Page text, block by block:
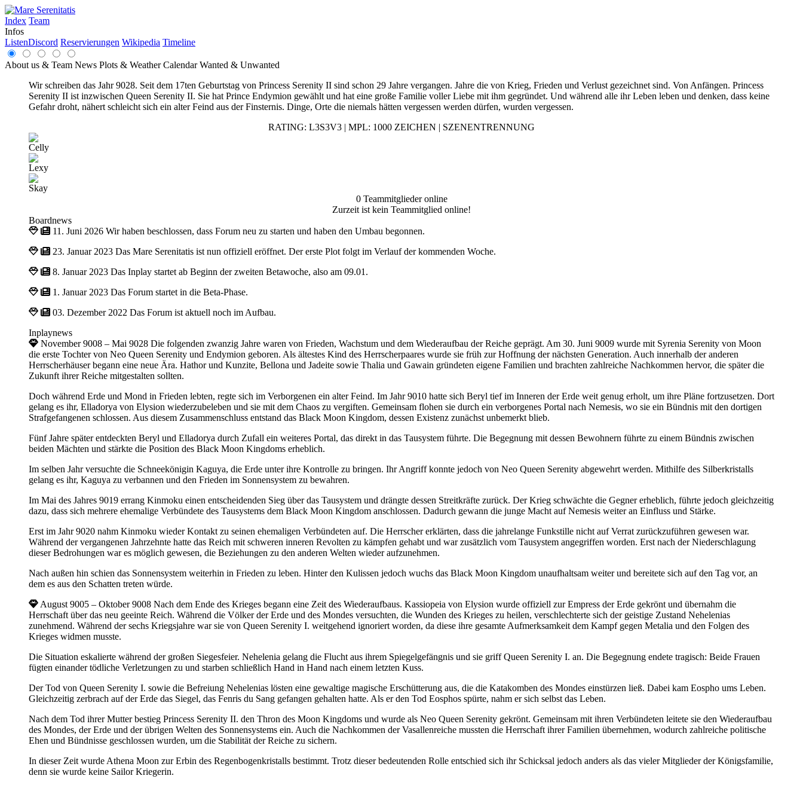
Index Team
Infos
ListenDiscord Reservierungen Wikipedia Timeline
About us & Team News Plots & WeatherCalendarWanted & Unwanted
Wir schreiben das Jahr 9028. Seit dem 17ten Geburtstag von Princess Serenity II sind schon 29 Jahre vergangen. Jahre die von Krieg, Frieden und Verlust gezeichnet sind. Von Anfängen. Princess
Serenity II ist inzwischen Queen Serenity II. Sie hat Prince Endymion gewählt und hat eine große Familie voller Liebe mit ihm gegründet. Und während alle ihr Leben leben und denken, dass keine
Gefahr droht, nähert schleicht sich ein alter Feind aus der Finsternis. Dinge, Orte die niemals hätten vergessen werden dürfen, wurden vergessen.
RATING: L3S3V3 | MPL: 1000 ZEICHEN | SZENENTRENNUNG
Celly
Lexy
Skay
0 Teammitglieder online
Zurzeit ist kein Teammitglied online!
Boardnews
11. Juni 2026 Wir haben beschlossen, dass Forum neu zu starten und haben den Umbau begonnen.
23. Januar 2023 Das Mare Serenitatis ist nun offiziell eröffnet. Der erste Plot folgt im Verlauf der kommenden Woche.
8. Januar 2023 Das Inplay startet ab Beginn der zweiten Betawoche, also am 09.01.
1. Januar 2023 Das Forum startet in die Beta-Phase.
03. Dezember 2022 Das Forum ist aktuell noch im Aufbau.
Inplaynews
November 9008 – Mai 9028 Die folgenden zwanzig Jahre waren von Frieden, Wachstum und dem Wiederaufbau der Reiche geprägt. Am 30. Juni 9009 wurde mit Syrenia Serenity von Moon
die erste Tochter von Neo Queen Serenity und Endymion geboren. Als ältestes Kind des Herrscherpaares wurde sie früh zur Hoffnung der nächsten Generation. Auch innerhalb der anderen
Herrscherhäuser begann eine neue Ära. Hathor und Kunzite, Bellona und Jadeite sowie Thalia und Gawain gründeten eigene Familien und brachten zahlreiche Nachkommen hervor, die später die
Zukunft ihrer Reiche mitgestalten sollten.
Doch während Erde und Mond in Frieden lebten, regte sich im Verborgenen ein alter Feind. Im Jahr 9010 hatte sich Beryl tief im Inneren der Erde weit genug erholt, um ihre Pläne fortzusetzen. Dort
gelang es ihr, Elladorya von Elysion wiederzubeleben und sie mit dem Chaos zu vergiften. Gemeinsam flohen sie durch ein verborgenes Portal nach Nemesis, wo sie ein Bündnis mit den dortigen
Strafgefangenen schlossen. Aus diesem Zusammenschluss entstand das Black Moon Kingdom, dessen Existenz zunächst unbemerkt blieb.
Fünf Jahre später entdeckten Beryl und Elladorya durch Zufall ein weiteres Portal, das direkt in das Tausystem führte. Die Begegnung mit dessen Bewohnern führte zu einem Bündnis zwischen
beiden Mächten und stärkte die Position des Black Moon Kingdoms erheblich.
Im selben Jahr versuchte die Schneekönigin Kaguya, die Erde unter ihre Kontrolle zu bringen. Ihr Angriff konnte jedoch von Neo Queen Serenity abgewehrt werden. Mithilfe des Silberkristalls
gelang es ihr, Kaguya zu verbannen und den Frieden im Sonnensystem zu bewahren.
Im Mai des Jahres 9019 errang Kinmoku einen entscheidenden Sieg über das Tausystem und drängte dessen Streitkräfte zurück. Der Krieg schwächte die Gegner erheblich, führte jedoch gleichzeitig
dazu, dass sich mehrere ehemalige Verbündete des Tausystems dem Black Moon Kingdom anschlossen. Dadurch gewann die junge Macht auf Nemesis weiter an Einfluss und Stärke.
Erst im Jahr 9020 nahm Kinmoku wieder Kontakt zu seinen ehemaligen Verbündeten auf. Die Herrscher erklärten, dass die jahrelange Funkstille nicht auf Verrat zurückzuführen gewesen war.
Während der vergangenen Jahrzehnte hatte das Reich mit schweren inneren Revolten zu kämpfen gehabt und war zusätzlich vom Tausystem angegriffen worden. Erst nach der Niederschlagung
dieser Bedrohungen war es möglich gewesen, die Beziehungen zu den anderen Welten wieder aufzunehmen.
Nach außen hin schien das Sonnensystem weiterhin in Frieden zu leben. Hinter den Kulissen jedoch wuchs das Black Moon Kingdom unaufhaltsam weiter und bereitete sich auf den Tag vor, an
dem es aus den Schatten treten würde.
August 9005 – Oktober 9008 Nach dem Ende des Krieges begann eine Zeit des Wiederaufbaus. Kassiopeia von Elysion wurde offiziell zur Empress der Erde gekrönt und übernahm die
Herrschaft über das neu geeinte Reich. Während die Völker der Erde und des Mondes versuchten, die Wunden des Krieges zu heilen, verschlechterte sich der geistige Zustand Nehelenias
zunehmend. Während der sechs Kriegsjahre war sie von Queen Serenity I. weitgehend ignoriert worden, da diese ihre gesamte Aufmerksamkeit dem Kampf gegen Metalia und den Folgen des
Krieges widmen musste.
Die Situation eskalierte während der großen Siegesfeier. Nehelenia gelang die Flucht aus ihrem Spiegelgefängnis und sie griff Queen Serenity I. an. Die Begegnung endete tragisch: Beide Frauen
fügten einander tödliche Verletzungen zu und starben schließlich Hand in Hand nach einem letzten Kuss.
Der Tod von Queen Serenity I. sowie die Befreiung Nehelenias lösten eine gewaltige magische Erschütterung aus, die die Katakomben des Mondes einstürzen ließ. Dabei kam Eospho ums Leben.
Gleichzeitig zerbrach auf der Erde das Siegel, das Fenris du Sang gefangen gehalten hatte. Als er den Tod Eosphos spürte, nahm er sich selbst das Leben.
Nach dem Tod ihrer Mutter bestieg Princess Serenity II. den Thron des Moon Kingdoms und wurde als Neo Queen Serenity gekrönt. Gemeinsam mit ihren Verbündeten leitete sie den Wiederaufbau
des Mondes, der Erde und der übrigen Welten des Sonnensystems ein. Auch die Nachkommen der Vasallenreiche mussten die Herrschaft ihrer Familien übernehmen, wodurch zahlreiche politische
Ehen und Bündnisse geschlossen wurden, um die Stabilität der Reiche zu sichern.
In dieser Zeit wurde Athena Moon zur Erbin des Regenbogenkristalls bestimmt. Trotz dieser bedeutenden Rolle entschied sich ihr Schicksal jedoch anders als das vieler Mitglieder der Königsfamilie,
denn sie wurde keine Sailor Kriegerin.